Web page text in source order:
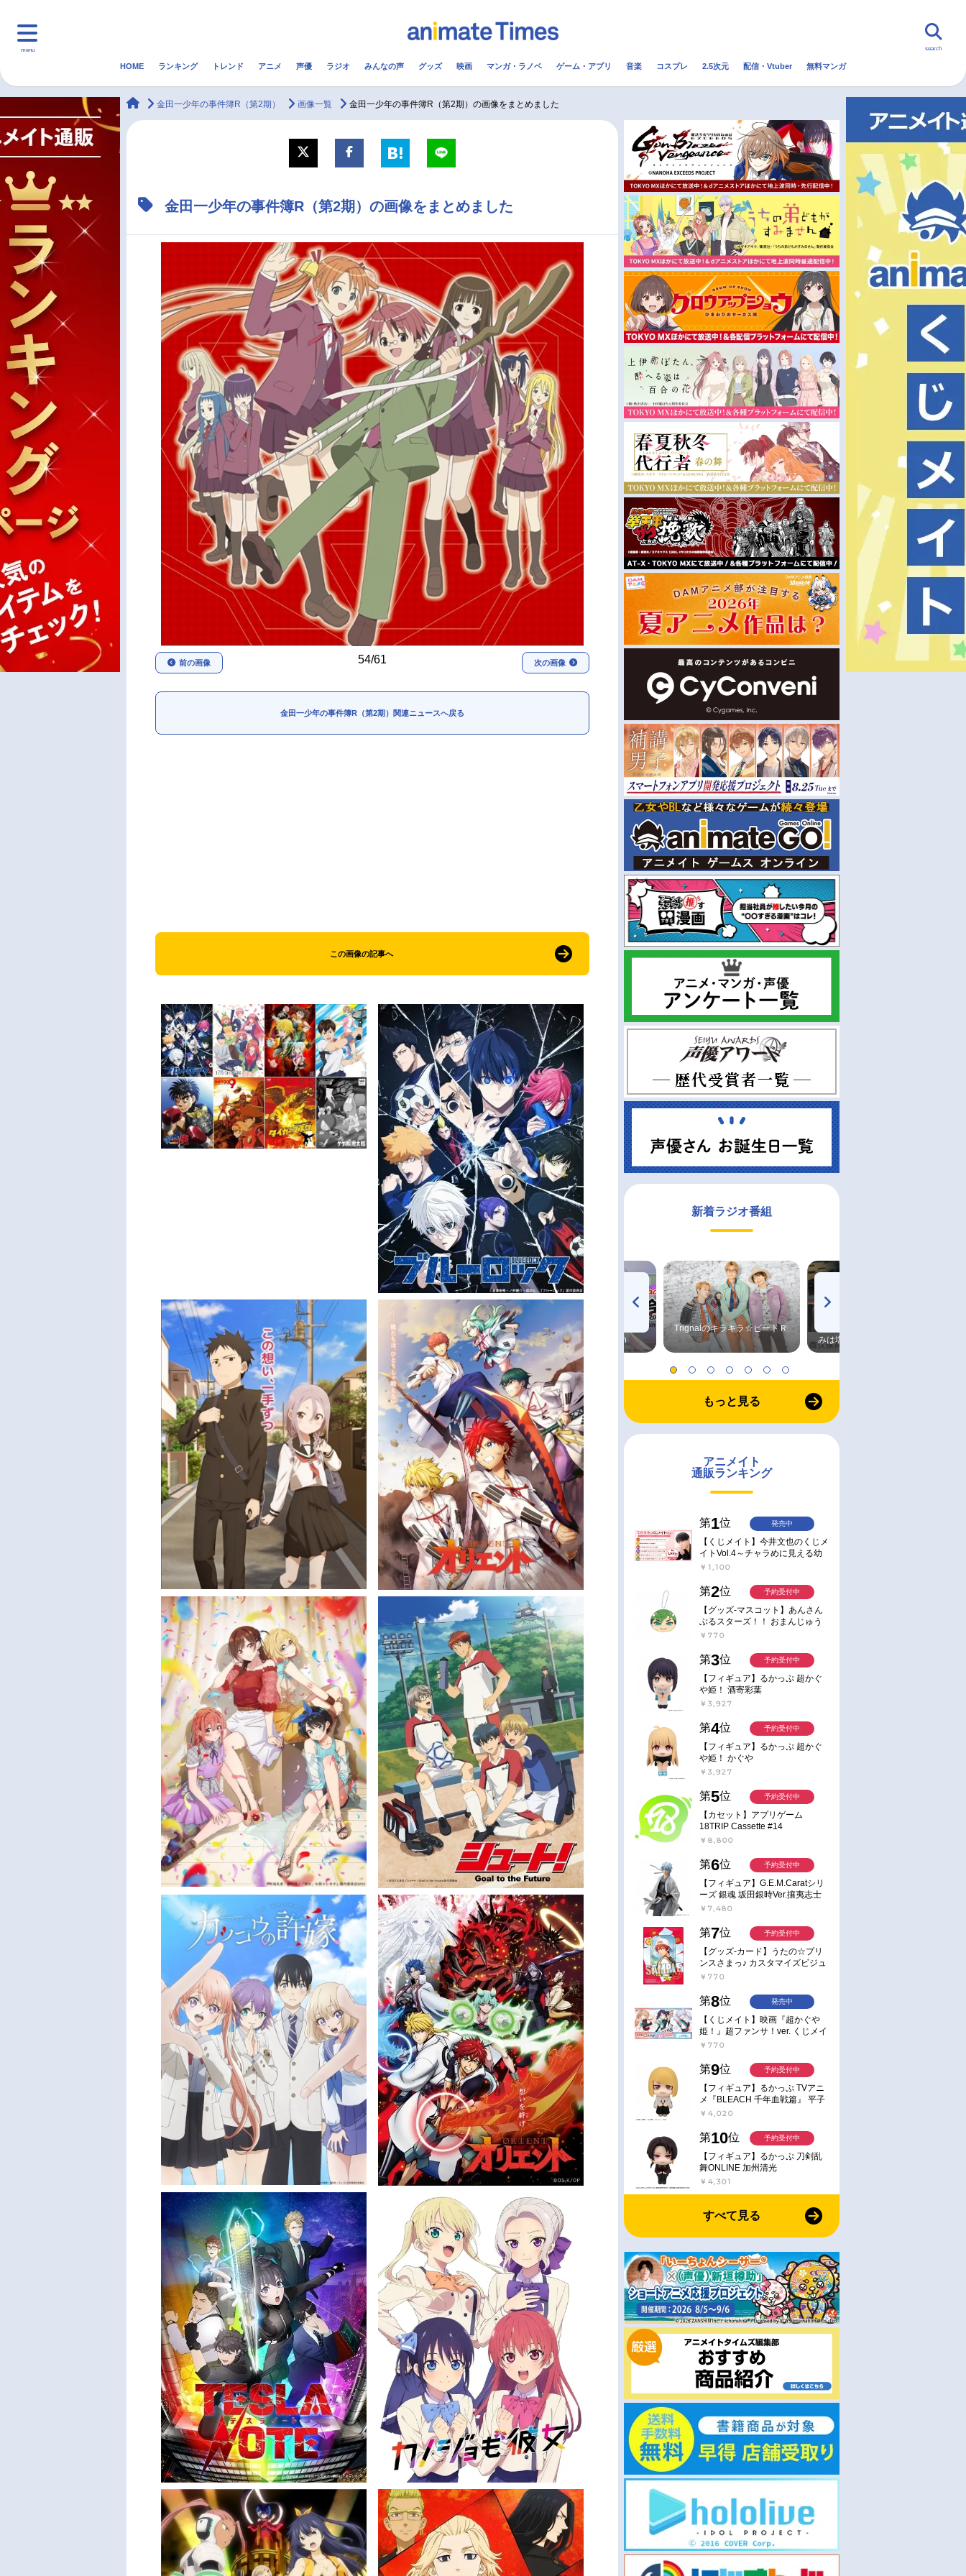
menu
マンガ・ラノベ 音楽 配信・Vtuber トレンド 無料マンガ
アニメ記事一覧
声優記事一覧
実写化映画一覧
男性声優/女性声優一覧
今期アニメ曜日別一覧
夏アニメ
秋アニメ
冬アニメ
FOLLOW US
search
HOME ランキング トレンド アニメ 声優 ラジオ みんなの声 グッズ 映画 マンガ・ラノベ ゲーム・アプリ 音楽 コスプレ 2.5次元 配信・Vtuber 無料マンガ
animateTimes
金田一少年の事件簿R（第2期） 画像一覧 金田一少年の事件簿R（第2期）の画像をまとめました
金田一少年の事件簿R（第2期）の画像をまとめました
54/61
前の画像 次の画像
金田一少年の事件簿R（第2期）関連ニュースへ戻る
この画像の記事へ
新着ラジオ番組
高橋美紀のおんぷの気持ち
♪ in アニメイトタイムズ
TVアニメ『戦隊大失格』
radio 大直会 2nd season
Trignalのキラキラ☆ビートＲ
みは塩だけ
もっと見る
アニメイト
通販ランキング
第1位
【くじメイト】今井文也のくじメ
イトVol.4～チャラめに見える幼
馴染、実は一途で独占欲が強いん
￥1,100
発売中
第2位
【グッズ-マスコット】あんさん
ぶるスターズ！！ おまんじゅう
にぎにぎマスコット ねくすと2
￥770
予約受付中
第3位
【フィギュア】るかっぷ 超かぐ
や姫！ 酒寄彩葉
￥3,927
予約受付中
第4位
【フィギュア】るかっぷ 超かぐ
や姫！ かぐや
￥3,927
予約受付中
第5位
【カセット】アプリゲーム
18TRIP Cassette #14
￥8,800
予約受付中
第6位
【フィギュア】G.E.M.Caratシリ
ーズ 銀魂 坂田銀時Ver.攘夷志士
完成品フィギュア
￥7,480
予約受付中
第7位
【グッズ-カード】うたの☆プリ
ンスさまっ♪ カスタマイズビジュ
アルカードコレクション Best
￥770
予約受付中
第8位
【くじメイト】映画『超かぐや
姫！』超ファンサ！ver. くじメイ
ト
￥770
発売中
第9位
【フィギュア】るかっぷ TVアニ
メ『BLEACH 千年血戦篇』 平子
真子
￥4,020
予約受付中
第10位
【フィギュア】るかっぷ 刀剣乱
舞ONLINE 加州清光
￥4,301
予約受付中
すべて見る